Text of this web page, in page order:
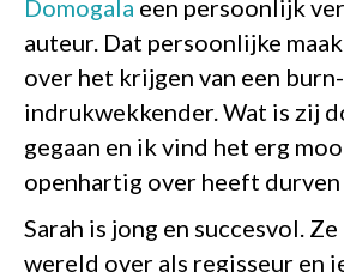
Domogala een persoonlijk
auteur. Dat persoonlijke
over het krijgen van een
indrukwekkender. Wat is zij
gegaan en ik vind het erg
openhartig over heeft
Sarah is jong en succesvol.
wereld over als regisseur en